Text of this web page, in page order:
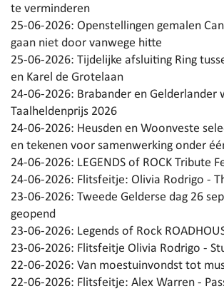
te verminderen
25-06-2026: Openstellingen gemalen
gaan niet door vanwege hitte
25-06-2026: Tijdelijke afsluiting Ring
en Karel de Grotelaan
24-06-2026: Brabander en Gelderlander
Taalheldenprijs 2026
24-06-2026: Heusden en Woonveste
en tekenen voor samenwerking onder
24-06-2026: LEGENDS of ROCK Tribute
24-06-2026: Flitsfeitje: Olivia Rodrigo -
23-06-2026: Tweede Gelderse dag 26
geopend
23-06-2026: Legends of Rock
23-06-2026: Flitsfeitje Olivia Rodrigo -
22-06-2026: Van moestuinvondst tot
22-06-2026: Flitsfeitje: Alex Warren -